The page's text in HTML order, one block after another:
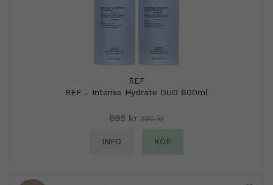
REF
REF - Intense Hydrate DUO 600ml
695 kr 980 kr
INFO KÖP